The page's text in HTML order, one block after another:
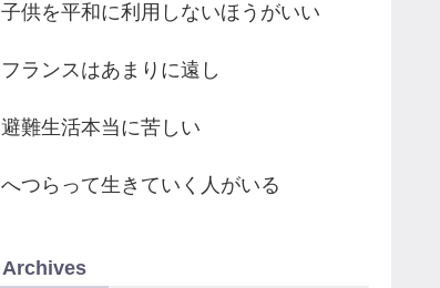
子供を平和に利用しないほうがいい
フランスはあまりに遠し
避難生活本当に苦しい
へつらって生きていく人がいる
Archives